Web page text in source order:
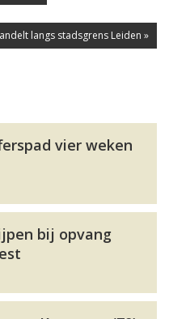
langs stadsgrens Leiden »
vier weken
bij opvang